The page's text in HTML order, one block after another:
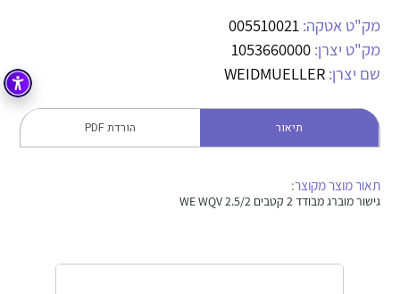
מיתוג, בקרה , ואינסטלציה חשמלית ופעילה ב7 תחומים:
חשמל מיתוג ואינסטלציה חשמלית
קופסאות וארונות לחשמל, בקרה ואלקטרוניקה
פתרונות וציוד לסביבה נפיצה EX
לכל מוצרי היצרן לכל מוצרי היצרן
מק"ט אטקה: 005510021
מק"ט יצרן: 1053660000
שם יצרן: WEIDMUELLER
תיאור הורדת PDF
תאור מוצר מקוצר:
גישור מוברג מבודד 2 קטבים WE WQV 2.5/2